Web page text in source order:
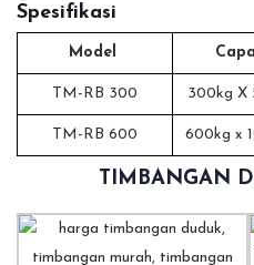
Spesifikasi
Model
TM-RB 300 300kg X
TM-RB 600 600kg x
TIMBANGAN